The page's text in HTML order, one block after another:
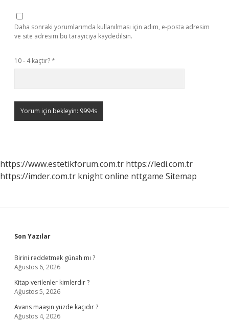
Daha sonraki yorumlarımda kullanılması için adım, e-posta adresim
ve site adresim bu tarayıcıya kaydedilsin.
10 - 4 kaçtır?*
https://www.estetikforum.com.tr https://ledi.com.tr
https://imder.com.tr knight online nttgame Sitemap
Sidebar
Son Yazılar
Birini reddetmek günah mı ?
Ağustos 6, 2026
Kitap verilenler kimlerdir ?
Ağustos 5, 2026
Avans maaşın yüzde kaçıdır ?
Ağustos 4, 2026